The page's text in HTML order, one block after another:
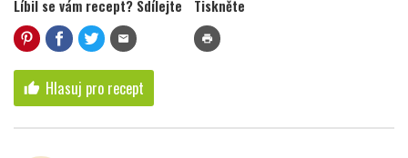
Líbil se vám recept? Sdílejte
mail
Tiskněte
print
thumb_up Hlasuj pro recept